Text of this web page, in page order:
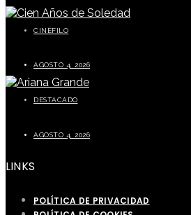
CINÉFILO
AGOSTO 4, 2026
DESTACADO
AGOSTO 4, 2026
LINKS
POLÍTICA DE PRIVACIDAD